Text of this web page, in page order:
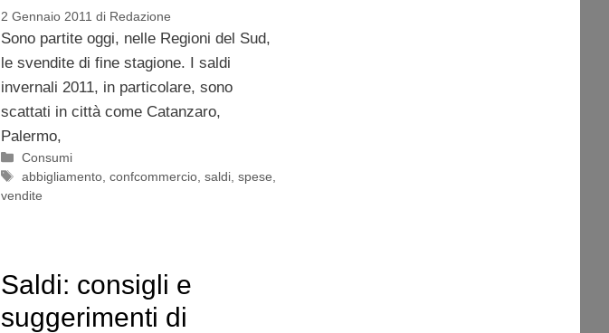
2 Gennaio 2011 di Redazione
Sono partite oggi, nelle Regioni del Sud,
le svendite di fine stagione. I saldi
invernali 2011, in particolare, sono
scattati in città come Catanzaro,
Palermo,
Categorie
Consumi
Tag
abbigliamento ,confcommercio ,saldi ,spese
vendite
Saldi: consigli e
suggerimenti di